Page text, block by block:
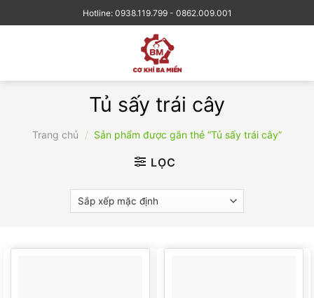
to
Hotline: 0938.119.799 - 0862.009.001
Tủ sấy trái cây
Trang chủ / Sản phẩm được gắn thẻ “Tủ sấy trái cây”
LỌC